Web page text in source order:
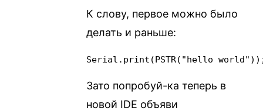
К слову, первое можно было
делать и раньше:
Serial.print(PSTR("hello
Зато попробуй-ка теперь в
новой IDE объяви